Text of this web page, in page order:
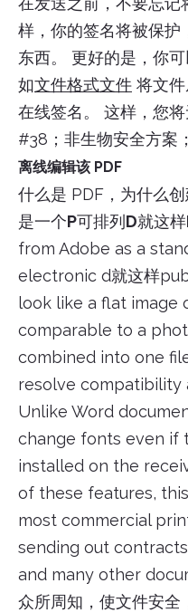
样，你的签名将被保护
东西。 更好的是，你
如文件格式文件 将文
在线签名。 这样，您
#38；非生物安全方案；
离线编辑该 PDF
什么是 PDF，为什么
是一个P可排列D就这样
from Adobe as a
electronic d就这样
look like a flat image
comparable to a
combined into one
resolve compatibility
Unlike Word
change fonts even if
installed on the
of these features,
most commercial
sending out
and many other
众所周知，使文件安全